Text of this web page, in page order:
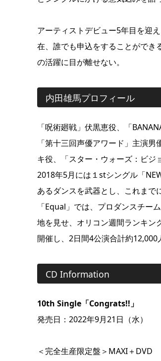
アーティストデビュー5年目を迎
在、誰でも申込をすることができ
の活躍に目が離せない。
内田雄馬プロフィール
「呪術廻戦」伏黒恵役、「
「第十三回声優アワード」主演
キ役、「スター・ウォーズ：ビジ
2018年5月には１stシングル「
あるダンスを武器とし、これま
「Equal」では、プロダンスチー
地を見せ、オリコン週間ランキ
開催し、2日間4公演合計約12,000
CD Information
10th Single「Congrats!!」
発売日：2022年9月21日（水）
＜完全生産限定盤＞MAXI＋DVD